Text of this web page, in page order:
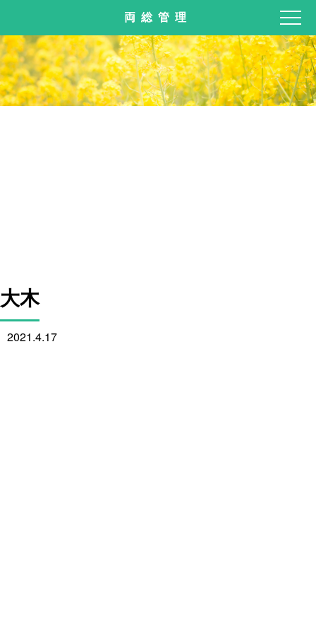
両総管理
大木
2021.4.17